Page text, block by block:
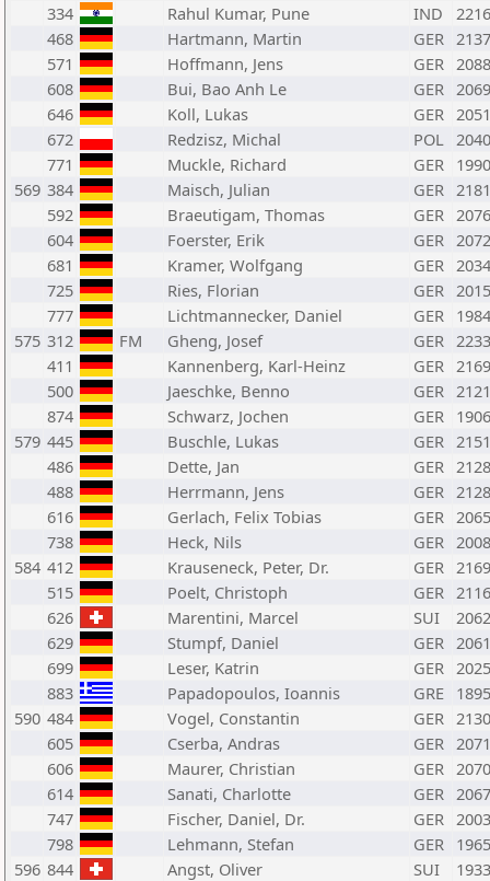
334
Rahul Kumar, Pune IND
2216
468
Hartmann, Martin GER 2137
571
Hoffmann, Jens GER 2088
608
Bui, Bao Anh Le GER 2069
646
Koll, Lukas GER 2051
672
Redzisz, Michal POL 2040
771
Muckle, Richard GER 1990
569 384 Maisch, Julian GER 2181
592
Braeutigam, Thomas GER 2076
604
Foerster, Erik GER 2072
681
Kramer, Wolfgang GER 2034
725
Ries, Florian GER 2015
777
Lichtmannecker, Daniel GER 1984
575 312 FM Gheng, Josef GER 2233
411
Kannenberg, Karl-Heinz GER 2169
500
Jaeschke, Benno GER 2121
874
Schwarz, Jochen GER 1906
579 445 Buschle, Lukas GER 2151
486
Dette, Jan GER 2128
488
Herrmann, Jens GER 2128
616
Gerlach, Felix Tobias GER 2065
738
Heck, Nils GER 2008
584 412 Krauseneck, Peter, Dr. GER 2169
515
Poelt, Christoph GER 2116
626
Marentini, Marcel SUI
2062
629
Stumpf, Daniel GER 2061
699
Leser, Katrin GER 2025
883
Papadopoulos, Ioannis GRE 1895
590 484 Vogel, Constantin GER 2130
605
Cserba, Andras GER 2071
606
Maurer, Christian GER 2070
614
Sanati, Charlotte GER 2067
747
Fischer, Daniel, Dr. GER 2003
798
Lehmann, Stefan GER 1965
596 844 Angst, Oliver SUI 1933